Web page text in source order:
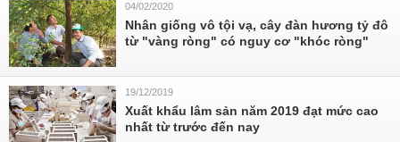
04/02/2020
Nhân giống vô tội vạ, cây đàn hương tỷ đô
từ "vàng ròng" có nguy cơ "khóc ròng"
19/12/2019
Xuất khẩu lâm sản năm 2019 đạt mức cao
nhất từ trước đến nay